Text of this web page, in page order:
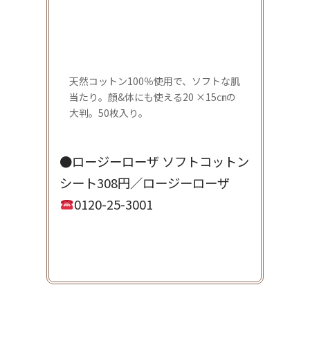
天然コットン100％使用で、ソフトな肌
当たり。顔&体にも使える20 ×15㎝の
大判。50枚入り。
●ロージーローザ ソフトコットン
シート308円／ロージーローザ
0120-25-3001